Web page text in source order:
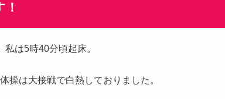
は5時40分頃起床。
操は大接戦で白熱しておりました。